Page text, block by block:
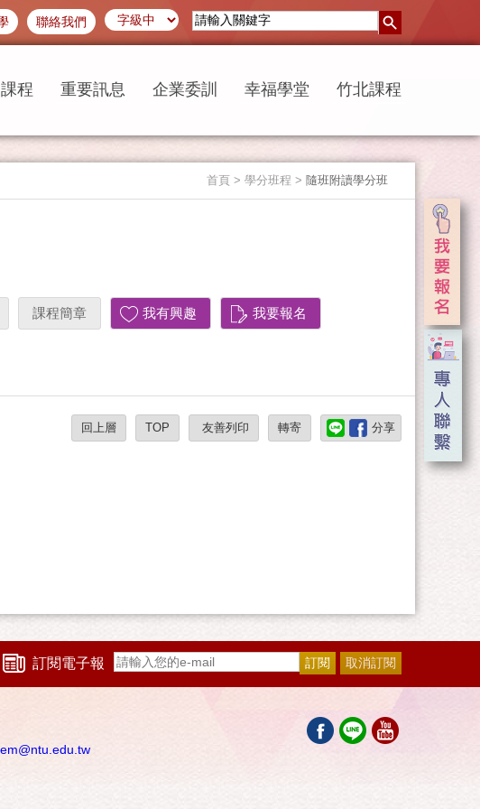
聯絡我們
程 重要訊息 企業委訓 幸福學堂 竹北課程
首頁 > 學分班程 > 隨班附讀學分班
課程簡章 我有興趣 我要報名
回上層 TOP 友善列印 轉寄 分享
訂閱電子報